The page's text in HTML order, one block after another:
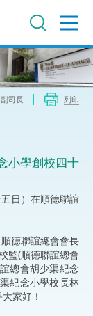
司長 列印
小學創校四十
日）在順德聯誼
德聯誼總會會長
監(順德聯誼總會
總會胡少渠紀念
紀念小學校長林
家好！